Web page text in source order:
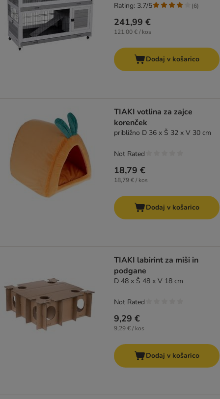
241,99 €
121,00 € / kos
Rating: 3.7/5 (6)
Dodaj v košarico
TIAKI votlina za zajce
korenček
približno D 36 x Š 32 x V 30 cm
18,79 €
18,79 € / kos
Not Rated
Dodaj v košarico
TIAKI labirint za miši in
podgane
D 48 x Š 48 x V 18 cm
9,29 €
9,29 € / kos
Not Rated
Dodaj v košarico